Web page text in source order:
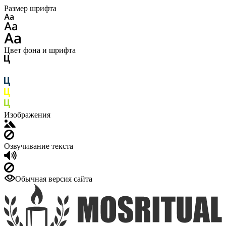
Размер шрифта
Цвет фона и шрифта
Изображения
Озвучивание текста
Обычная версия сайта